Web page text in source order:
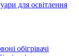
для освітлення
обігрівачі